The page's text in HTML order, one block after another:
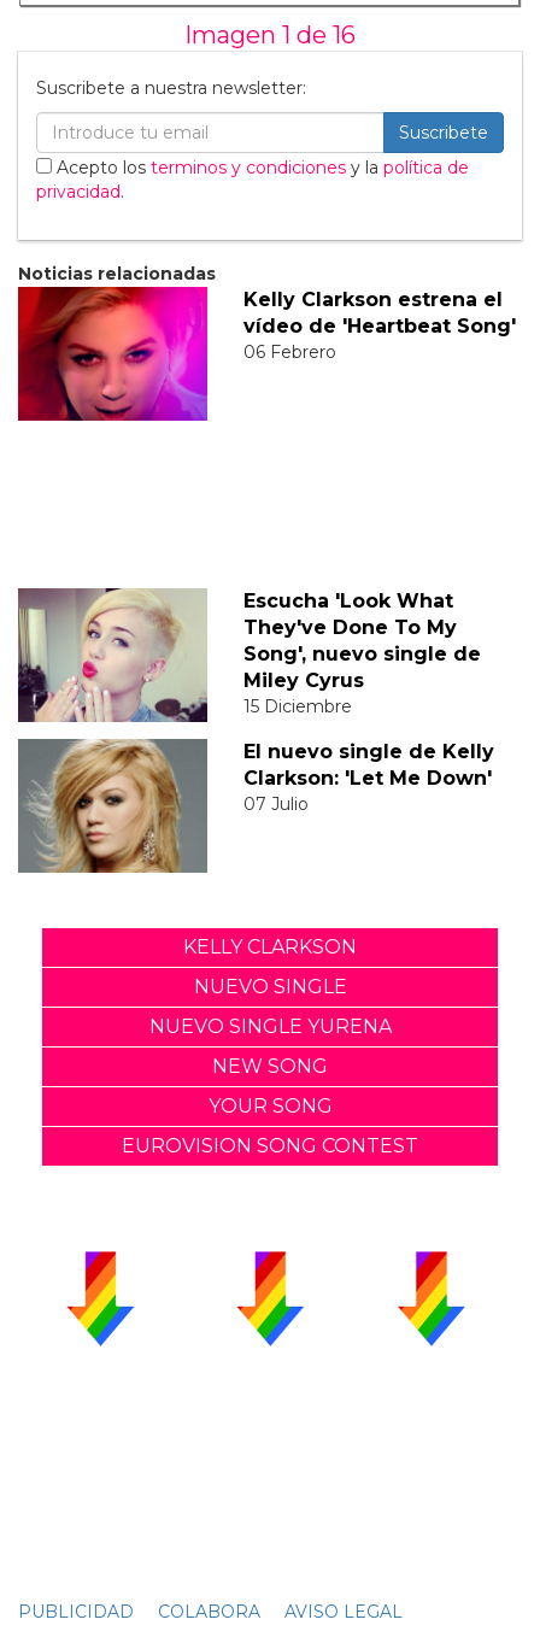
Imagen 1 de 16
Suscribete a nuestra newsletter:
Suscribete
Acepto los terminos y condiciones y la política de
privacidad.
Noticias relacionadas
Kelly Clarkson estrena el
vídeo de 'Heartbeat Song'
06 Febrero
Escucha 'Look What
They've Done To My
Song', nuevo single de
Miley Cyrus
15 Diciembre
El nuevo single de Kelly
Clarkson: 'Let Me Down'
07 Julio
KELLY CLARKSON
NUEVO SINGLE
NUEVO SINGLE YURENA
NEW SONG
YOUR SONG
EUROVISION SONG CONTEST
PUBLICIDAD COLABORA AVISO LEGAL